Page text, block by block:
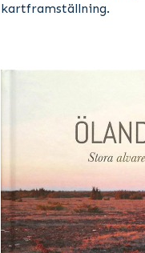
kartframställning.